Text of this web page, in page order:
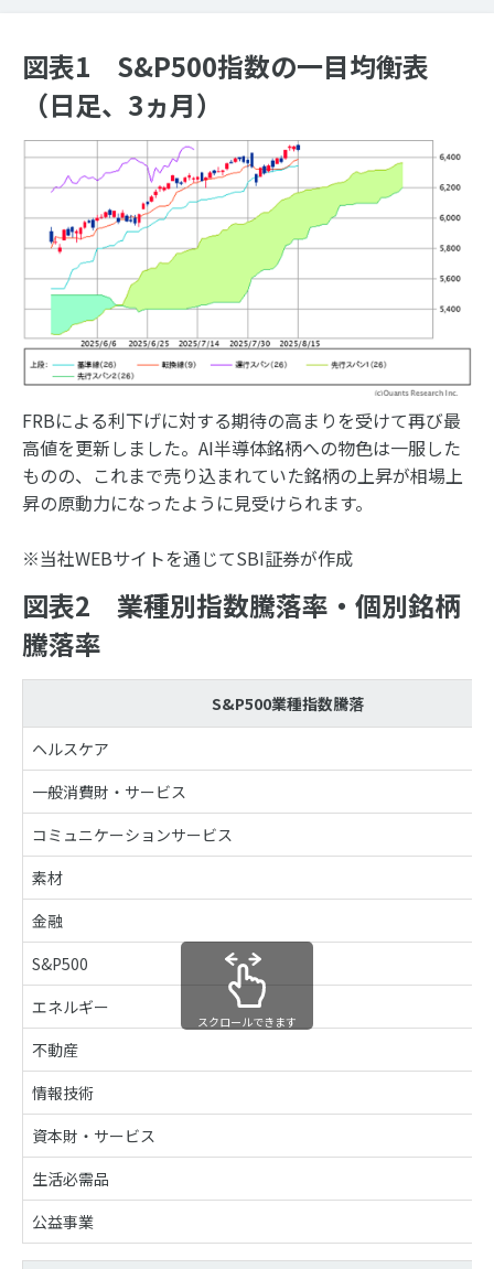
図表1 S&P500指数の一目均衡表
（日足、3ヵ月）
FRBによる利下げに対する期待の高まりを受けて再び最
高値を更新しました。AI半導体銘柄への物色は一服した
ものの、これまで売り込まれていた銘柄の上昇が相場上
昇の原動力になったように見受けられます。
※当社WEBサイトを通じてSBI証券が作成
図表2 業種別指数騰落率・個別銘柄
騰落率
S&P500業種指数騰落
ヘルスケア
一般消費財・サービス
コミュニケーションサービス
素材
金融
S&P500
エネルギー
不動産
情報技術
資本財・サービス
生活必需品
公益事業
スクロールできます